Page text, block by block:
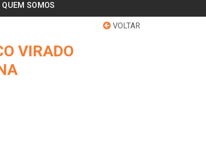
QUEM SOMOS
VOLTAR
VIRADO